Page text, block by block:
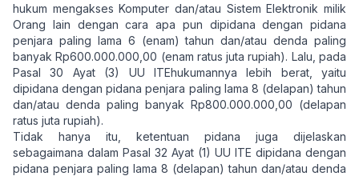
hukum mengakses Komputer dan/atau Sistem Elektronik milik
Orang lain dengan cara apa pun dipidana dengan pidana
penjara paling lama 6 (enam) tahun dan/atau denda paling
banyak Rp600.000.000,00 (enam ratus juta rupiah). Lalu, pada
Pasal 30 Ayat (3) UU ITEhukumannya lebih berat, yaitu
dipidana dengan pidana penjara paling lama 8 (delapan) tahun
dan/atau denda paling banyak Rp800.000.000,00 (delapan
ratus juta rupiah).
Tidak hanya itu, ketentuan pidana juga dijelaskan
sebagaimana dalam Pasal 32 Ayat (1) UU ITE dipidana dengan
pidana penjara paling lama 8 (delapan) tahun dan/atau denda